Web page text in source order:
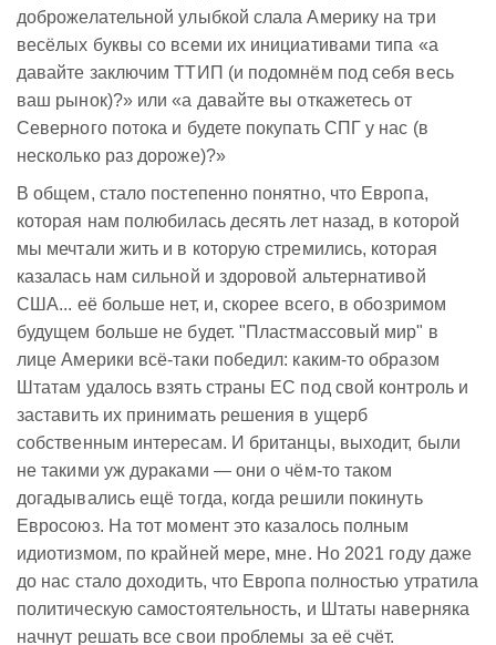
доброжелательной улыбкой слала Америку на три
весёлых буквы со всеми их инициативами типа «а
давайте заключим ТТИП (и подомнём под себя весь
ваш рынок)?» или «а давайте вы откажетесь от
Северного потока и будете покупать СПГ у нас (в
несколько раз дороже)?»
В общем, стало постепенно понятно, что Европа,
которая нам полюбилась десять лет назад, в которой
мы мечтали жить и в которую стремились, которая
казалась нам сильной и здоровой альтернативой
США... её больше нет, и, скорее всего, в обозримом
будущем больше не будет. "Пластмассовый мир" в
лице Америки всё-таки победил: каким-то образом
Штатам удалось взять страны ЕС под свой контроль и
заставить их принимать решения в ущерб
собственным интересам. И британцы, выходит, были
не такими уж дураками — они о чём-то таком
догадывались ещё тогда, когда решили покинуть
Евросоюз. На тот момент это казалось полным
идиотизмом, по крайней мере, мне. Но 2021 году даже
до нас стало доходить, что Европа полностью утратила
политическую самостоятельность, и Штаты наверняка
начнут решать все свои проблемы за её счёт.